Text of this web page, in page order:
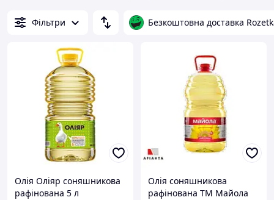
Фільтри Безкоштовна доставка
Олія Оліяр соняшникова
рафінована 5 л
Олія соняшникова
рафінована ТМ Майола